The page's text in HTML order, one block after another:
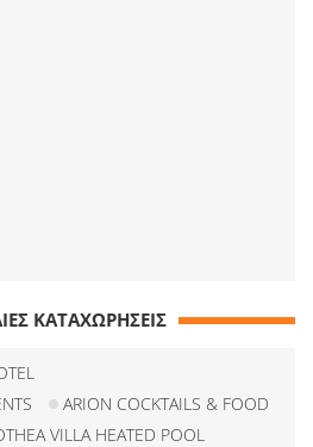
ΚΑΤΑΧΩΡΗΣΕΙΣ
ARION COCKTAILS & FOOD
VILLA HEATED POOL